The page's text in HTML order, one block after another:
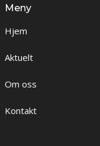
Meny
Hjem
Aktuelt
Om oss
Kontakt